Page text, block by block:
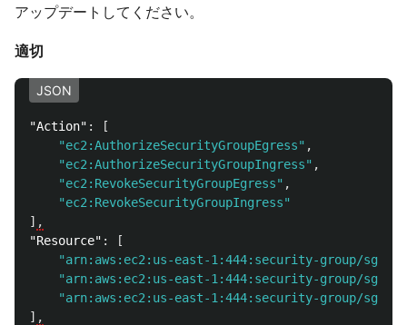
アップデートしてください。
適切
JSON
"Action" :
[
"ec2:AuthorizeSecurityGroupEgress" ,
"ec2:AuthorizeSecurityGroupIngress" ,
"ec2:RevokeSecurityGroupEgress" ,
"ec2:RevokeSecurityGroupIngress"
] ,
"Resource" :
[
"arn:aws:ec2:us-east-1:444:security-group/sg-
"arn:aws:ec2:us-east-1:444:security-group/sg-
"arn:aws:ec2:us-east-1:444:security-group/sg-
] ,